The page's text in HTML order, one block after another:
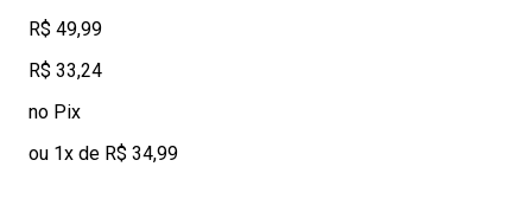
R$ 49,99
R$ 33,24
no Pix
ou 1x de R$ 34,99